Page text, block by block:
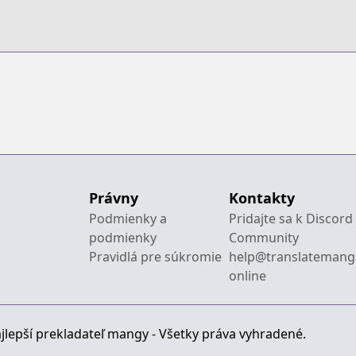
Právny
Podmienky a
podmienky
Pravidlá pre súkromie
Kontakty
Pridajte sa k Discord
Community
online
prekladateľ mangy - Všetky práva vyhradené.